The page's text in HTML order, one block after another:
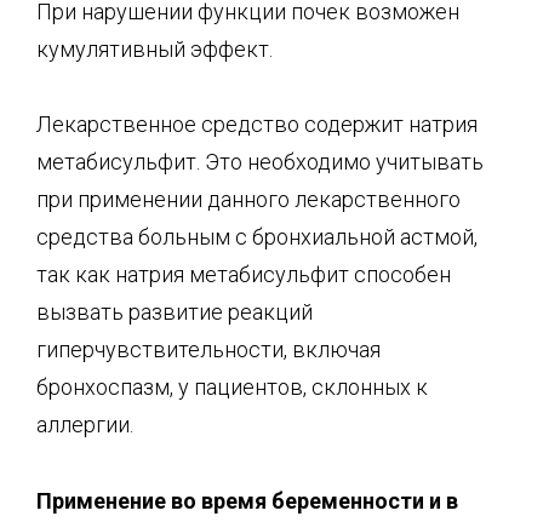
При нарушении функции почек возможен
кумулятивный эффект.
Лекарственное средство содержит натрия
метабисульфит. Это необходимо учитывать
при применении данного лекарственного
средства больным с бронхиальной астмой,
так как натрия метабисульфит способен
вызвать развитие реакций
гиперчувствительности, включая
бронхоспазм, у пациентов, склонных к
аллергии.
Применение во время беременности и в